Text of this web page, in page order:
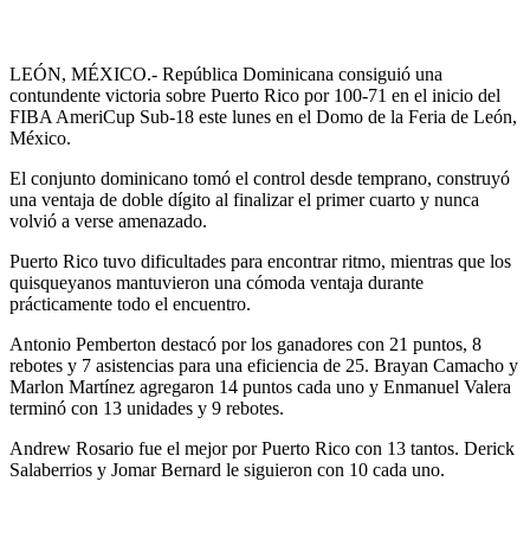
LEÓN, MÉXICO.- República Dominicana consiguió una
contundente victoria sobre Puerto Rico por 100-71 en el inicio del
FIBA AmeriCup Sub-18 este lunes en el Domo de la Feria de León,
México.
El conjunto dominicano tomó el control desde temprano, construyó
una ventaja de doble dígito al finalizar el primer cuarto y nunca
volvió a verse amenazado.
Puerto Rico tuvo dificultades para encontrar ritmo, mientras que los
quisqueyanos mantuvieron una cómoda ventaja durante
prácticamente todo el encuentro.
Antonio Pemberton destacó por los ganadores con 21 puntos, 8
rebotes y 7 asistencias para una eficiencia de 25. Brayan Camacho y
Marlon Martínez agregaron 14 puntos cada uno y Enmanuel Valera
terminó con 13 unidades y 9 rebotes.
Andrew Rosario fue el mejor por Puerto Rico con 13 tantos. Derick
Salaberrios y Jomar Bernard le siguieron con 10 cada uno.